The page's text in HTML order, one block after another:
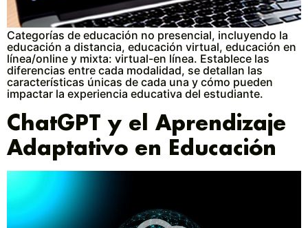
Categorías de educación no presencial, incluyendo la
educación a distancia, educación virtual, educación en
línea/online y mixta: virtual-en línea. Establece las
diferencias entre cada modalidad, se detallan las
características únicas de cada una y cómo pueden
impactar la experiencia educativa del estudiante.
ChatGPT y el Aprendizaje
Adaptativo en Educación